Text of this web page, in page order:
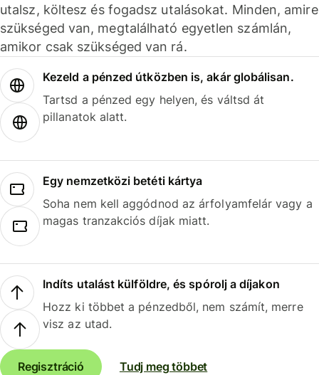
utalsz, költesz és fogadsz utalásokat. Minden, amire
szükséged van, megtalálható egyetlen számlán,
amikor csak szükséged van rá.
Kezeld a pénzed útközben is, akár globálisan.
Tartsd a pénzed egy helyen, és váltsd át
pillanatok alatt.
Egy nemzetközi betéti kártya
Soha nem kell aggódnod az árfolyamfelár vagy a
magas tranzakciós díjak miatt.
Indíts utalást külföldre, és spórolj a díjakon
Hozz ki többet a pénzedből, nem számít, merre
visz az utad.
Regisztráció Tudj meg többet